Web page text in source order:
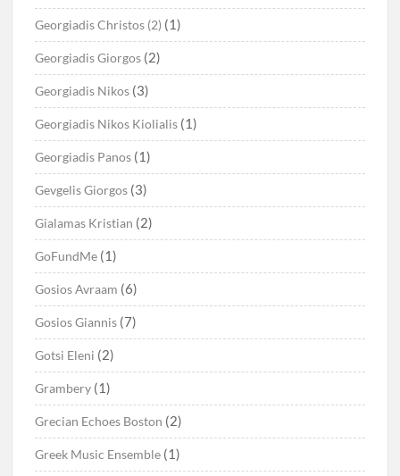
Georgiadis Christos (2) (1)
Georgiadis Giorgos (2)
Georgiadis Nikos (3)
Georgiadis Nikos Kiolialis (1)
Georgiadis Panos (1)
Gevgelis Giorgos (3)
Gialamas Kristian (2)
GoFundMe (1)
Gosios Avraam (6)
Gosios Giannis (7)
Gotsi Eleni (2)
Grambery (1)
Grecian Echoes Boston (2)
Greek Music Ensemble (1)